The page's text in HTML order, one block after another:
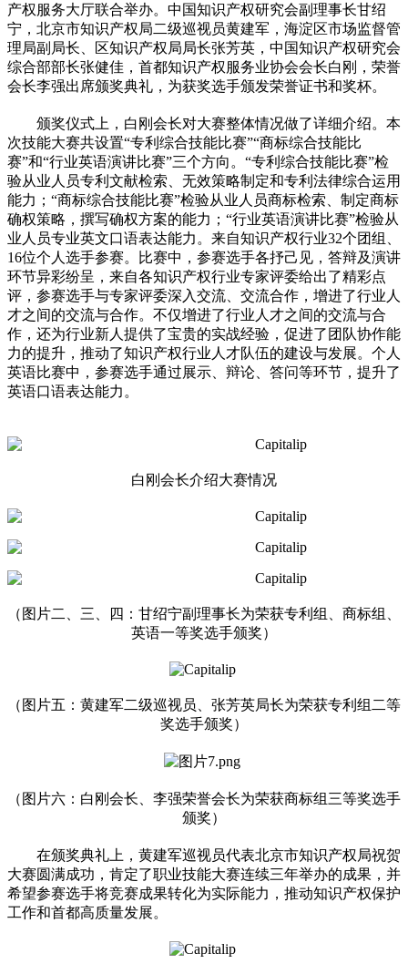
产权服务大厅联合举办。中国知识产权研究会副理事长甘绍
宁，北京市知识产权局二级巡视员黄建军，海淀区市场监督管
理局副局长、区知识产权局局长张芳英，中国知识产权研究会
综合部部长张健佳，首都知识产权服务业协会会长白刚，荣誉
会长李强出席颁奖典礼，为获奖选手颁发荣誉证书和奖杯。
颁奖仪式上，白刚会长对大赛整体情况做了详细介绍。本
次技能大赛共设置“专利综合技能比赛”“商标综合技能比
赛”和“行业英语演讲比赛”三个方向。“专利综合技能比赛”检
验从业人员专利文献检索、无效策略制定和专利法律综合运用
能力；“商标综合技能比赛”检验从业人员商标检索、制定商标
确权策略，撰写确权方案的能力；“行业英语演讲比赛”检验从
业人员专业英文口语表达能力。来自知识产权行业32个团组、
16位个人选手参赛。比赛中，参赛选手各抒己见，答辩及演讲
环节异彩纷呈，来自各知识产权行业专家评委给出了精彩点
评，参赛选手与专家评委深入交流、交流合作，增进了行业人
才之间的交流与合作。不仅增进了行业人才之间的交流与合
作，还为行业新人提供了宝贵的实战经验，促进了团队协作能
力的提升，推动了知识产权行业人才队伍的建设与发展。个人
英语比赛中，参赛选手通过展示、辩论、答问等环节，提升了
英语口语表达能力。
白刚会长介绍大赛情况
（图片二、三、四：甘绍宁副理事长为荣获专利组、商标组、
英语一等奖选手颁奖）
（图片五：黄建军二级巡视员、张芳英局长为荣获专利组二等
奖选手颁奖）
（图片六：白刚会长、李强荣誉会长为荣获商标组三等奖选手
颁奖）
在颁奖典礼上，黄建军巡视员代表北京市知识产权局祝贺
大赛圆满成功，肯定了职业技能大赛连续三年举办的成果，并
希望参赛选手将竞赛成果转化为实际能力，推动知识产权保护
工作和首都高质量发展。